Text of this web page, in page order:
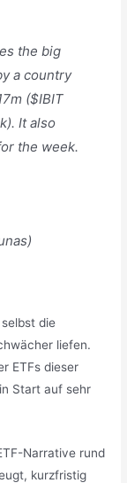
the big
a country
($IBIT
It also
the week.
die
liefen.
ETFs dieser
Start auf sehr
Narrative rund
kurzfristig